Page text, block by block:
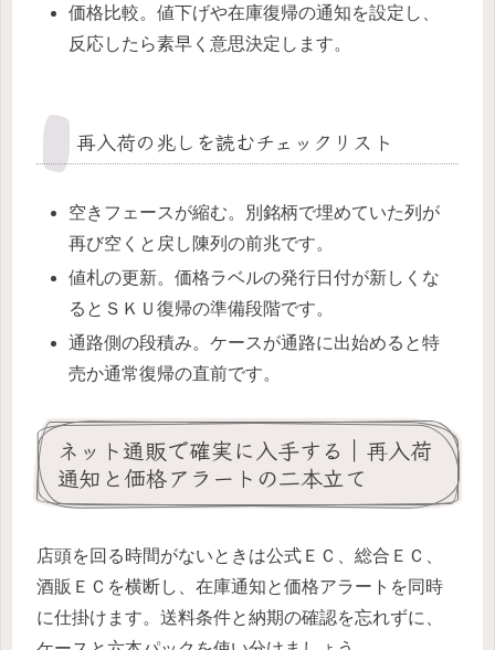
価格比較。値下げや在庫復帰の通知を設定し、
反応したら素早く意思決定します。
再入荷の兆しを読むチェックリスト
空きフェースが縮む。別銘柄で埋めていた列が
再び空くと戻し陳列の前兆です。
値札の更新。価格ラベルの発行日付が新しくな
るとＳＫＵ復帰の準備段階です。
通路側の段積み。ケースが通路に出始めると特
売か通常復帰の直前です。
ネット通販で確実に入手する｜再入荷
通知と価格アラートの二本立て
店頭を回る時間がないときは公式ＥＣ、総合ＥＣ、
酒販ＥＣを横断し、在庫通知と価格アラートを同時
に仕掛けます。送料条件と納期の確認を忘れずに、